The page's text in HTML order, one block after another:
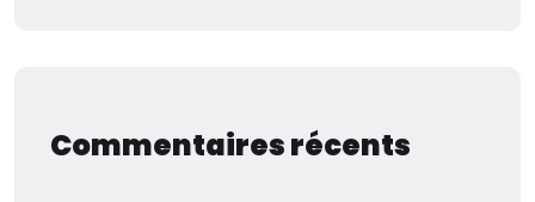
Commentaires récents